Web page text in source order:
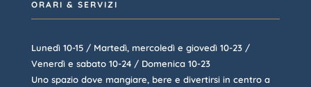
ORARI & SERVIZI
Lunedì 10-15 / Martedì, mercoledì e giovedì 10-23 /
Venerdì e sabato 10-24 / Domenica 10-23
Uno spazio dove mangiare, bere e divertirsi in centro a